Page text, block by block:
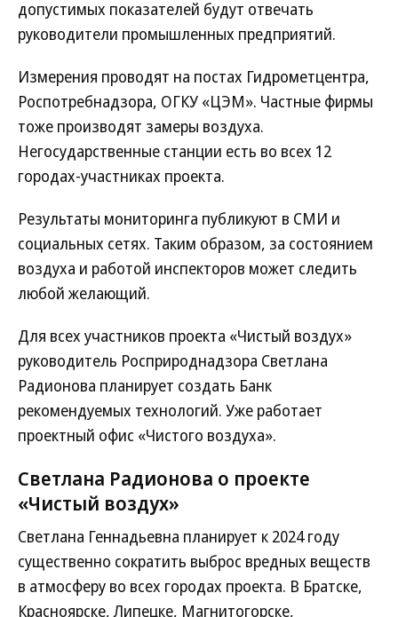
допустимых показателей будут отвечать
руководители промышленных предприятий.
Измерения проводят на постах Гидрометцентра,
Роспотребнадзора, ОГКУ «ЦЭМ». Частные фирмы
тоже производят замеры воздуха.
Негосударственные станции есть во всех 12
городах-участниках проекта.
Результаты мониторинга публикуют в СМИ и
социальных сетях. Таким образом, за состоянием
воздуха и работой инспекторов может следить
любой желающий.
Для всех участников проекта «Чистый воздух»
руководитель Росприроднадзора Светлана
Радионова планирует создать Банк
рекомендуемых технологий. Уже работает
проектный офис «Чистого воздуха».
Светлана Радионова о проекте
«Чистый воздух»
Светлана Геннадьевна планирует к 2024 году
существенно сократить выброс вредных веществ
в атмосферу во всех городах проекта. В Братске,
Красноярске, Липецке, Магнитогорске,